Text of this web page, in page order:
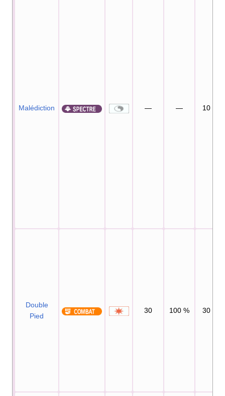
Malédiction — — 10
Double
Pied
30 100 % 30